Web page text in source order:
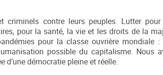
criminels contre leurs peuples. Lutter
pour la santé, la vie et les droits de la
pour la classe ouvrière mondiale :
possible du capitalisme. Nous
d’une démocratie pleine et réelle.